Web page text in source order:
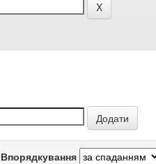
Впорядкування